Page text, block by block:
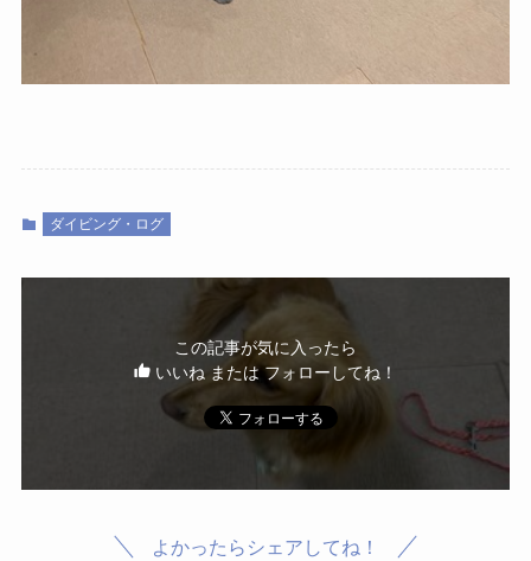
ダイビング・ログ
この記事が気に入ったら
いいね または フォローしてね！
よかったらシェアしてね！